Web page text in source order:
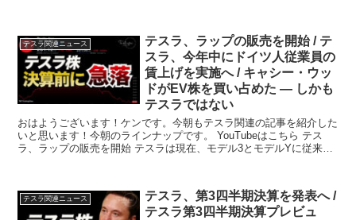
テスラ関連ニュース
テスラ、ラップの販売を開始 / テ
スラ、今年中にドイツ人従業員の
賃上げを実施へ / キャシー・ウッ
ドがEV株を買い占めた — しかも
テスラではない
おはようございます！ケンです。今朝もテスラ関連の記事を紹介した
いと思います！今朝のラインナップです。 YouTubeはこちら テス
ラ、ラップの販売を開始 テスラは現在、モデル3とモデルYに従来の
テスラ関連ニュース
テスラ、第3四半期決算を発表へ /
テスラ第3四半期決算プレビュ